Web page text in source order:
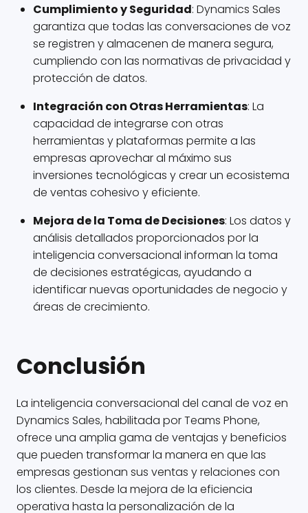
Cumplimiento y Seguridad: Dynamics Sales
garantiza que todas las conversaciones de voz
se registren y almacenen de manera segura,
cumpliendo con las normativas de privacidad y
protección de datos.
Integración con Otras Herramientas: La
capacidad de integrarse con otras
herramientas y plataformas permite a las
empresas aprovechar al máximo sus
inversiones tecnológicas y crear un ecosistema
de ventas cohesivo y eficiente.
Mejora de la Toma de Decisiones: Los datos y
análisis detallados proporcionados por la
inteligencia conversacional informan la toma
de decisiones estratégicas, ayudando a
identificar nuevas oportunidades de negocio y
áreas de crecimiento.
Conclusión
La inteligencia conversacional del canal de voz en
Dynamics Sales, habilitada por Teams Phone,
ofrece una amplia gama de ventajas y beneficios
que pueden transformar la manera en que las
empresas gestionan sus ventas y relaciones con
los clientes. Desde la mejora de la eficiencia
operativa hasta la personalización de la